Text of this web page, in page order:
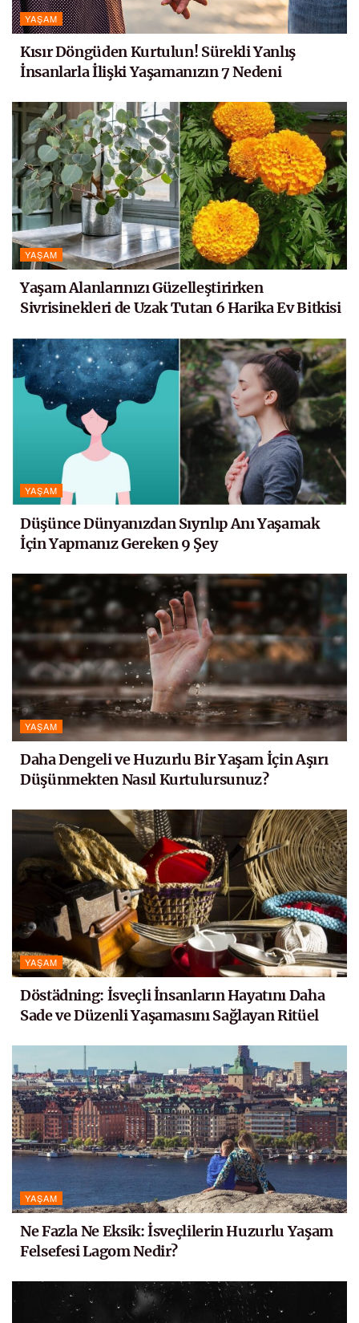
YAŞAM
Kısır Döngüden Kurtulun! Sürekli Yanlış
İnsanlarla İlişki Yaşamanızın 7 Nedeni
YAŞAM
Yaşam Alanlarınızı Güzelleştirirken
Sivrisinekleri de Uzak Tutan 6 Harika Ev Bitkisi
YAŞAM
Düşünce Dünyanızdan Sıyrılıp Anı Yaşamak
İçin Yapmanız Gereken 9 Şey
YAŞAM
Daha Dengeli ve Huzurlu Bir Yaşam İçin Aşırı
Düşünmekten Nasıl Kurtulursunuz?
YAŞAM
Döstädning: İsveçli İnsanların Hayatını Daha
Sade ve Düzenli Yaşamasını Sağlayan Ritüel
YAŞAM
Ne Fazla Ne Eksik: İsveçlilerin Huzurlu Yaşam
Felsefesi Lagom Nedir?